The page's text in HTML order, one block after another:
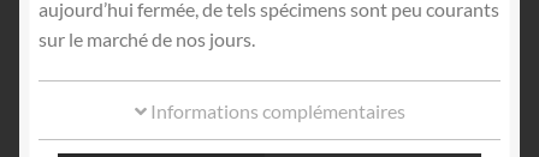
aujourd’hui fermée, de tels spécimens sont peu courants
sur le marché de nos jours.
Informations complémentaires